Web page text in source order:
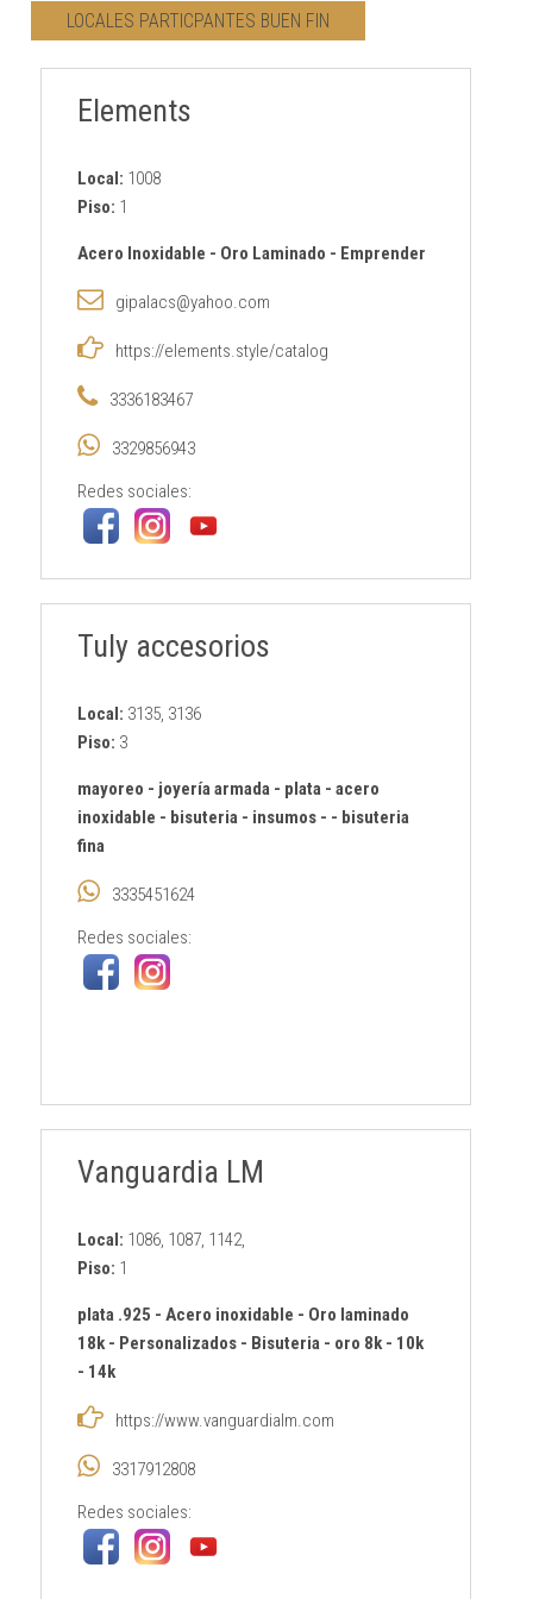
CONTACTO
LOCALES PARTICPANTES BUEN FIN
Elements
Local: 1008
Piso: 1
Acero Inoxidable - Oro Laminado - Emprender
gipalacs@yahoo.com
https://elements.style/catalog
3336183467
3329856943
Redes sociales:
Tuly accesorios
Local: 3135, 3136
Piso: 3
mayoreo - joyería armada- plata- acero
inoxidable - bisuteria- insumos- - bisuteria
fina
3335451624
Redes sociales:
Vanguardia LM
Local: 1086, 1087, 1142,
Piso: 1
plata .925 - Acero inoxidable - Oro laminado
18k- Personalizados - Bisuteria - oro 8k - 10k
- 14k
https://www.vanguardialm.com
3317912808
Redes sociales: